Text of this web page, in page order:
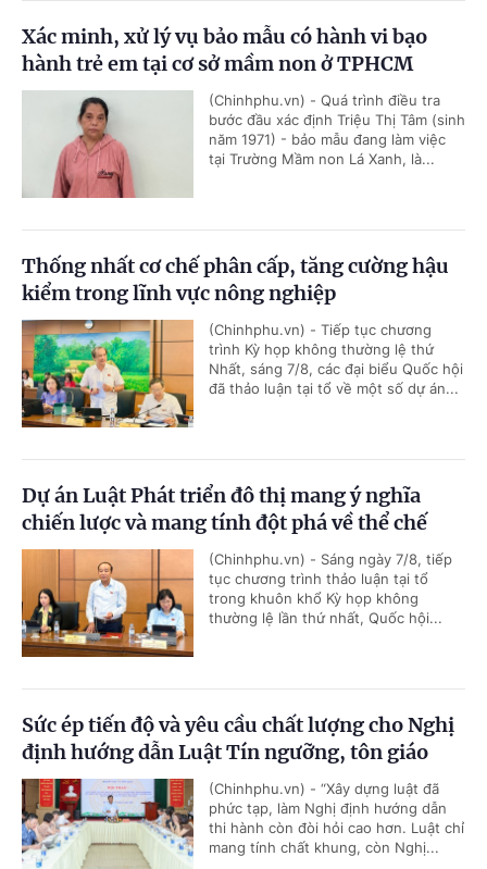
Xác minh, xử lý vụ bảo mẫu có hành vi bạo
hành trẻ em tại cơ sở mầm non ở TPHCM
(Chinhphu.vn) - Quá trình điều tra
bước đầu xác định Triệu Thị Tâm (sinh
năm 1971) - bảo mẫu đang làm việc
tại Trường Mầm non Lá Xanh, là...
Thống nhất cơ chế phân cấp, tăng cường hậu
kiểm trong lĩnh vực nông nghiệp
(Chinhphu.vn) - Tiếp tục chương
trình Kỳ họp không thường lệ thứ
Nhất, sáng 7/8, các đại biểu Quốc hội
đã thảo luận tại tổ về một số dự án...
Dự án Luật Phát triển đô thị mang ý nghĩa
chiến lược và mang tính đột phá về thể chế
(Chinhphu.vn) - Sáng ngày 7/8, tiếp
tục chương trình thảo luận tại tổ
trong khuôn khổ Kỳ họp không
thường lệ lần thứ nhất, Quốc hội...
Sức ép tiến độ và yêu cầu chất lượng cho Nghị
định hướng dẫn Luật Tín ngưỡng, tôn giáo
(Chinhphu.vn) - “Xây dựng luật đã
phức tạp, làm Nghị định hướng dẫn
thi hành còn đòi hỏi cao hơn. Luật chỉ
mang tính chất khung, còn Nghị...